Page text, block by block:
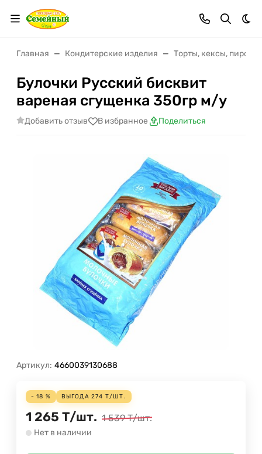
Главная Кондитерские изделия Торты, кексы,
Булочки Русский бисквит
вареная сгущенка 350гр м/у
Добавить отзыв В избранное Поделиться
Артикул: 4660039130688
- 18 % ВЫГОДА 274 Т/ШТ.
1 265 Т/шт. 1 539 Т/шт.
Нет в наличии